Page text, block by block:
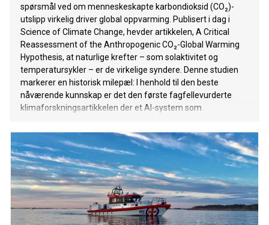
spørsmål ved om menneskeskapte karbondioksid (CO₂)-
utslipp virkelig driver global oppvarming. Publisert i dag i
Science of Climate Change, hevder artikkelen, A Critical
Reassessment of the Anthropogenic CO₂-Global Warming
Hypothesis, at naturlige krefter – som solaktivitet og
temperatursykler – er de virkelige syndere. Denne studien
markerer en historisk milepæl: I henhold til den beste
nåværende kunnskap er det den første fagfellevurderte
klimaforskningsartikkelen der et AI-system som
forskningen og utarbeidet manuskriptet, med menneskelige
medforfattere som underveis ga kritisk veiledning. Den